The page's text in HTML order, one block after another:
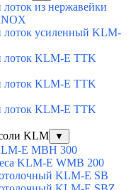
из нержавейки
усиленный KLM-
лоток KLM-E TTK
лоток KLM-E TTK
лоток KLM-E TTK
KLM
▼
E MBH 300
KLM-E WMB 200
KLM-E SB